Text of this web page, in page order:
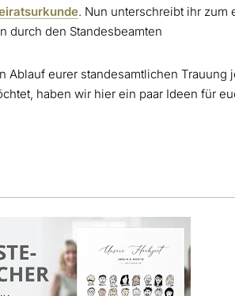
. Nun unterschreibt ihr zum
durch den Standesbeamten
Ablauf eurer standesamtlichen
haben wir hier ein paar Ideen für